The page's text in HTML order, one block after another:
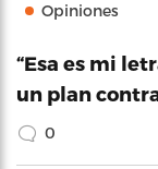
Opiniones
“Esa es mi
un plan
0